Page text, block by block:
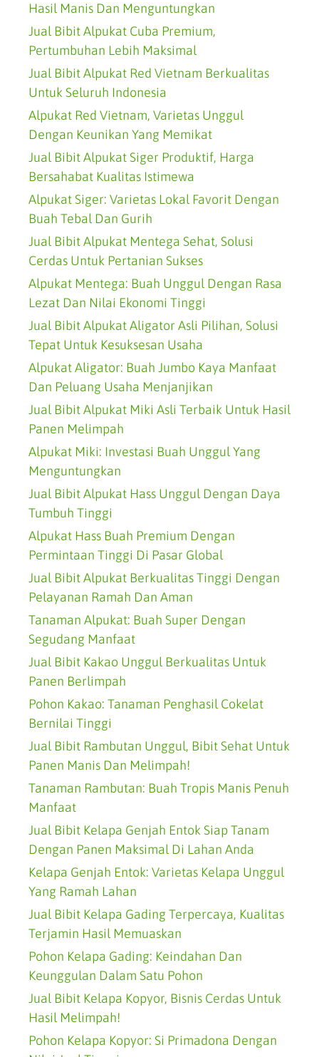
Hasil Manis Dan Menguntungkan
Jual Bibit Alpukat Cuba Premium,
Pertumbuhan Lebih Maksimal
Jual Bibit Alpukat Red Vietnam Berkualitas
Untuk Seluruh Indonesia
Alpukat Red Vietnam, Varietas Unggul
Dengan Keunikan Yang Memikat
Jual Bibit Alpukat Siger Produktif, Harga
Bersahabat Kualitas Istimewa
Alpukat Siger: Varietas Lokal Favorit Dengan
Buah Tebal Dan Gurih
Jual Bibit Alpukat Mentega Sehat, Solusi
Cerdas Untuk Pertanian Sukses
Alpukat Mentega: Buah Unggul Dengan Rasa
Lezat Dan Nilai Ekonomi Tinggi
Jual Bibit Alpukat Aligator Asli Pilihan, Solusi
Tepat Untuk Kesuksesan Usaha
Alpukat Aligator: Buah Jumbo Kaya Manfaat
Dan Peluang Usaha Menjanjikan
Jual Bibit Alpukat Miki Asli Terbaik Untuk Hasil
Panen Melimpah
Alpukat Miki: Investasi Buah Unggul Yang
Menguntungkan
Jual Bibit Alpukat Hass Unggul Dengan Daya
Tumbuh Tinggi
Alpukat Hass Buah Premium Dengan
Permintaan Tinggi Di Pasar Global
Jual Bibit Alpukat Berkualitas Tinggi Dengan
Pelayanan Ramah Dan Aman
Tanaman Alpukat: Buah Super Dengan
Segudang Manfaat
Jual Bibit Kakao Unggul Berkualitas Untuk
Panen Berlimpah
Pohon Kakao: Tanaman Penghasil Cokelat
Bernilai Tinggi
Jual Bibit Rambutan Unggul, Bibit Sehat Untuk
Panen Manis Dan Melimpah!
Tanaman Rambutan: Buah Tropis Manis Penuh
Manfaat
Jual Bibit Kelapa Genjah Entok Siap Tanam
Dengan Panen Maksimal Di Lahan Anda
Kelapa Genjah Entok: Varietas Kelapa Unggul
Yang Ramah Lahan
Jual Bibit Kelapa Gading Terpercaya, Kualitas
Terjamin Hasil Memuaskan
Pohon Kelapa Gading: Keindahan Dan
Keunggulan Dalam Satu Pohon
Jual Bibit Kelapa Kopyor, Bisnis Cerdas Untuk
Hasil Melimpah!
Pohon Kelapa Kopyor: Si Primadona Dengan